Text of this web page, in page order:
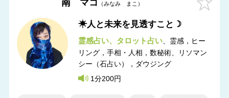
南 マコ みなみ まこ
☀人と未来を見透すこと☽
霊感占い タロット占い
霊感，ヒー
リング，手相・人相，数秘術
リソマン
シー（石占い），ダウジング
1分200円